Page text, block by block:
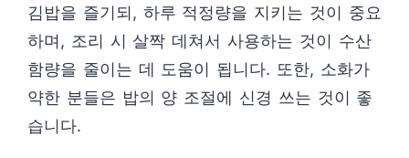
김밥을 즐기되, 하루 적정량을 지키는 것이 중요
하며, 조리 시 살짝 데쳐서 사용하는 것이 수산
함량을 줄이는 데 도움이 됩니다. 또한, 소화가
약한 분들은 밥의 양 조절에 신경 쓰는 것이 좋
습니다.